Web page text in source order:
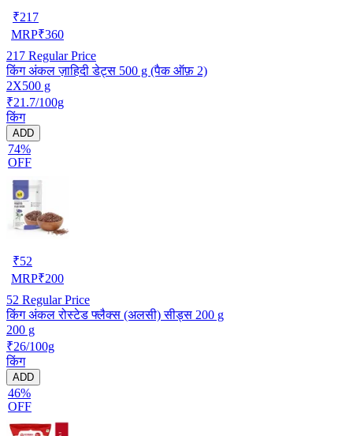
₹217
MRP₹360
217 Regular Price
किंग अंकल ज़ाहिदी डेट्स 500 g (पैक ऑफ़ 2)
2X500 g
₹21.7/100g
किंग
ADD
74%
OFF
₹52
MRP₹200
52 Regular Price
किंग अंकल रोस्टेड फ्लैक्स (अलसी) सीड्स 200 g
200 g
₹26/100g
किंग
ADD
46%
OFF